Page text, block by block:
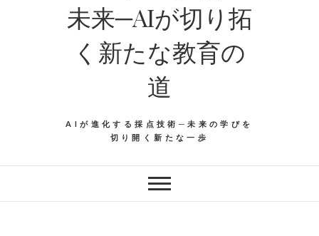
未来─AIが切り拓
く新たな教育の
道
AIが進化する採点技術─未来の学びを
切り開く新たな一歩